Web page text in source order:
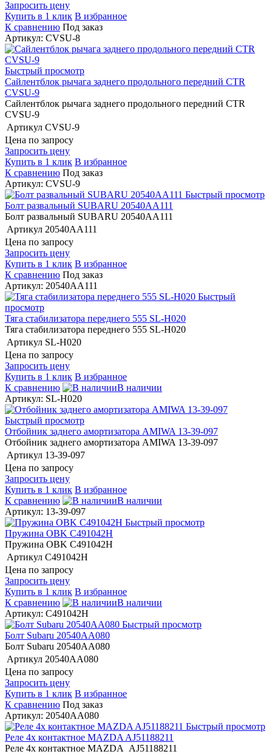
Запросить цену
Купить в 1 клик В избранное
К сравнению Под заказ
Артикул: CVSU-8
Быстрый просмотр
Сайлентблок рычага заднего продольного передний CTR
CVSU-9
Сайлентблок рычага заднего продольного передний CTR
CVSU-9
Артикул CVSU-9
Цена по запросу
Запросить цену
Купить в 1 клик В избранное
К сравнению Под заказ
Артикул: CVSU-9
Быстрый просмотр
Болт развальный SUBARU 20540AA111
Болт развальный SUBARU 20540AA111
Артикул 20540AA111
Цена по запросу
Запросить цену
Купить в 1 клик В избранное
К сравнению Под заказ
Артикул: 20540AA111
Быстрый
просмотр
Тяга стабилизатора переднего 555 SL-H020
Тяга стабилизатора переднего 555 SL-H020
Артикул SL-H020
Цена по запросу
Запросить цену
Купить в 1 клик В избранное
К сравнению
В наличии
Артикул: SL-H020
Быстрый просмотр
Отбойник заднего амортизатора AMIWA 13-39-097
Отбойник заднего амортизатора AMIWA 13-39-097
Артикул 13-39-097
Цена по запросу
Запросить цену
Купить в 1 клик В избранное
К сравнению
В наличии
Артикул: 13-39-097
Быстрый просмотр
Пружина OBK C491042H
Пружина OBK C491042H
Артикул C491042H
Цена по запросу
Запросить цену
Купить в 1 клик В избранное
К сравнению
В наличии
Артикул: C491042H
Быстрый просмотр
Болт Subaru 20540AA080
Болт Subaru 20540AA080
Артикул 20540AA080
Цена по запросу
Запросить цену
Купить в 1 клик В избранное
К сравнению Под заказ
Артикул: 20540AA080
Быстрый просмотр
Реле 4х контактное MAZDA AJ51188211
Реле 4х контактное MAZDA AJ51188211